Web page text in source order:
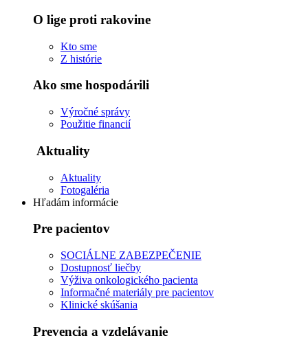
O lige proti rakovine
Kto sme
Z histórie
Ako sme hospodárili
Výročné správy
Použitie financií
Aktuality
Aktuality
Fotogaléria
Hľadám informácie
Pre pacientov
SOCIÁLNE ZABEZPEČENIE
Dostupnosť liečby
Výživa onkologického pacienta
Informačné materiály pre pacientov
Klinické skúšania
Prevencia a vzdelávanie